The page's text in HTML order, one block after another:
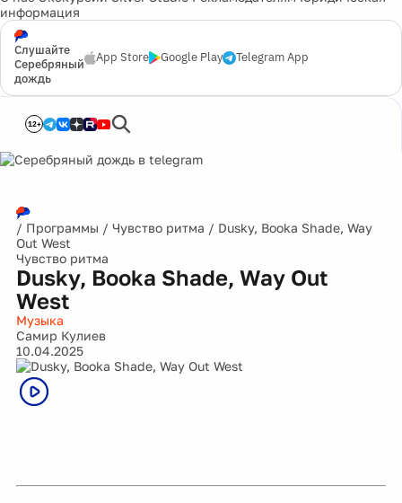
информация
Слушайте
Серебряный
дождь
App Store Google Play Telegram App
12+
/ Программы / Чувство ритма / Dusky, Booka Shade, Way
Out West
Чувство ритма
Dusky, Booka Shade, Way Out
West
Музыка
Самир Кулиев
10.04.2025